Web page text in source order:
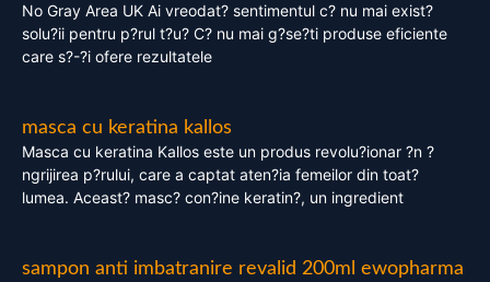
No Gray Area UK Ai vreodat? sentimentul c? nu mai exist?
solu?ii pentru p?rul t?u? C? nu mai g?se?ti produse eficiente
care s?-?i ofere rezultatele
masca cu keratina kallos
Masca cu keratina Kallos este un produs revolu?ionar ?n ?
ngrijirea p?rului, care a captat aten?ia femeilor din toat?
lumea. Aceast? masc? con?ine keratin?, un ingredient
sampon anti imbatranire revalid 200ml ewopharma